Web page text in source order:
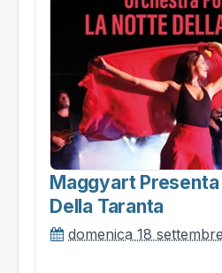
Maggyart
Della Taranta
domenica 18